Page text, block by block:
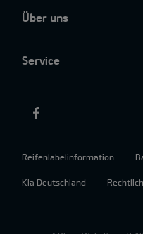
Über uns
Service
Reifenlabelinformation
Kia Deutschland